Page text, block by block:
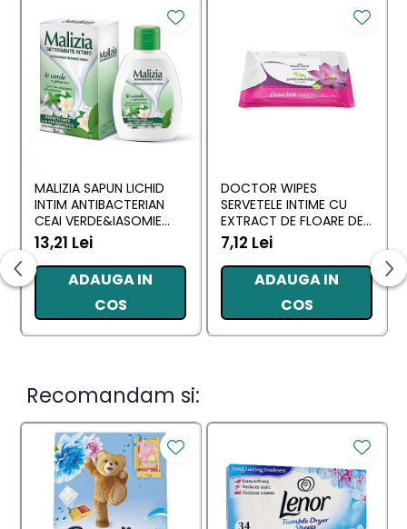
MALIZIA SAPUN LICHID
INTIM ANTIBACTERIAN
CEAI VERDE&IASOMIE
200 ML
13,21 Lei
ADAUGA IN
COS
DOCTOR WIPES
SERVETELE INTIME CU
EXTRACT DE FLOARE DE
LOTUS 20 BUC
7,12 Lei
ADAUGA IN
COS
Recomandam si: